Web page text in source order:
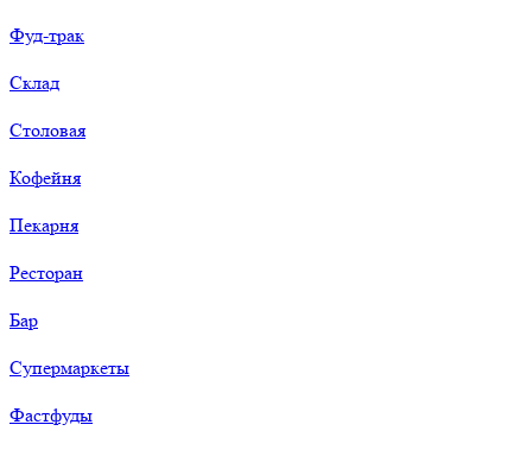
Фуд-трак
Склад
Столовая
Кофейня
Пекарня
Ресторан
Бар
Супермаркеты
Фастфуды